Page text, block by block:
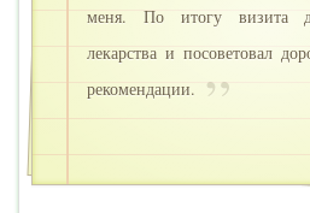
меня. По итогу визита
лекарства и посоветовал
рекомендации.